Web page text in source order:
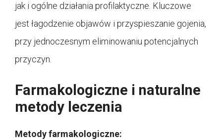
jak i ogólne działania profilaktyczne. Kluczowe
jest łagodzenie objawów i przyspieszanie gojenia,
przy jednoczesnym eliminowaniu potencjalnych
przyczyn.
Farmakologiczne i naturalne
metody leczenia
Metody farmakologiczne: